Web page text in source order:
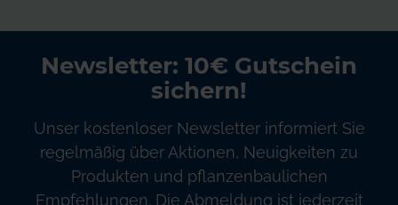
Newsletter: 10€ Gutschein
sichern!
Unser kostenloser Newsletter informiert Sie
regelmäßig über Aktionen, Neuigkeiten zu
Produkten und pflanzenbaulichen
Empfehlungen. Die Abmeldung ist jederzeit